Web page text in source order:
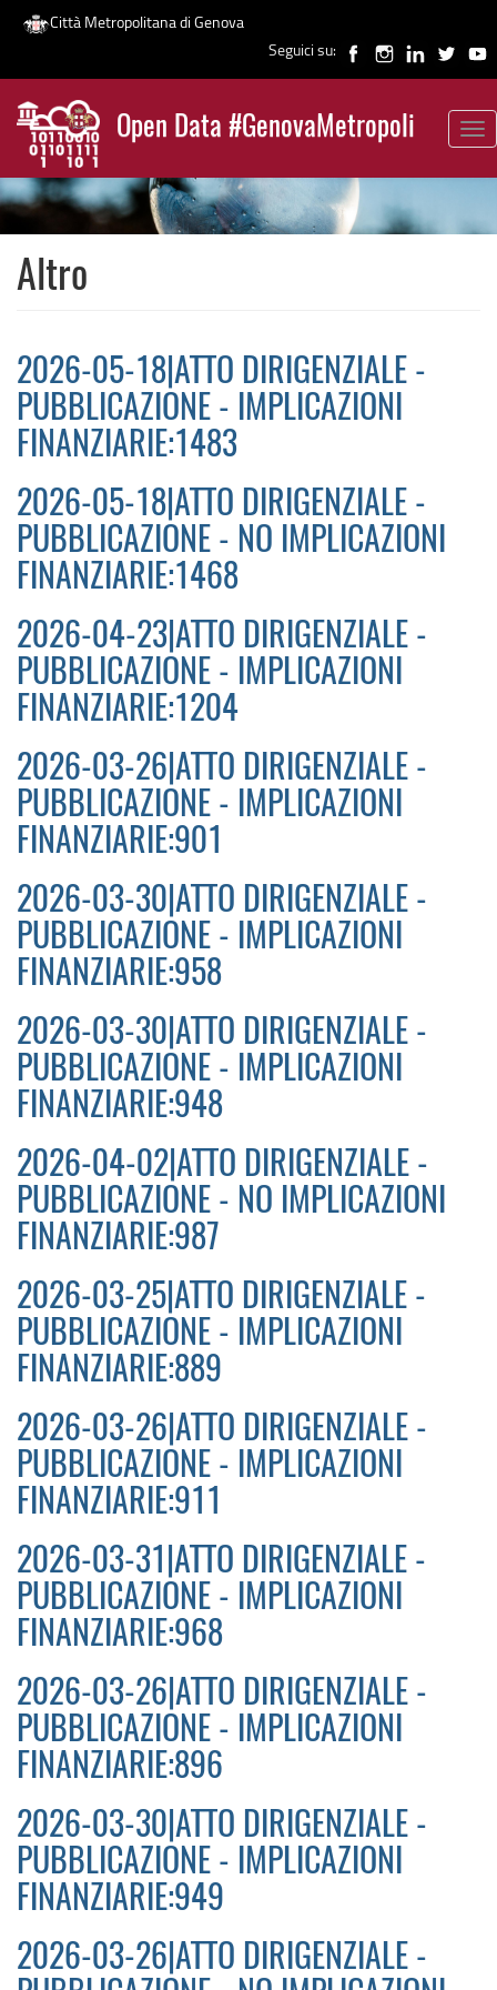
Salta
contenuto
principale
Città Metropolitana di Genova
Seguici su:
Open Data #GenovaMetropoli
News
Altro
2026-05-18|ATTO DIRIGENZIALE -
PUBBLICAZIONE - IMPLICAZIONI
FINANZIARIE:1483
2026-05-18|ATTO DIRIGENZIALE -
PUBBLICAZIONE - NO IMPLICAZIONI
FINANZIARIE:1468
2026-04-23|ATTO DIRIGENZIALE -
PUBBLICAZIONE - IMPLICAZIONI
FINANZIARIE:1204
2026-03-26|ATTO DIRIGENZIALE -
PUBBLICAZIONE - IMPLICAZIONI
FINANZIARIE:901
2026-03-30|ATTO DIRIGENZIALE -
PUBBLICAZIONE - IMPLICAZIONI
FINANZIARIE:958
2026-03-30|ATTO DIRIGENZIALE -
PUBBLICAZIONE - IMPLICAZIONI
FINANZIARIE:948
2026-04-02|ATTO DIRIGENZIALE -
PUBBLICAZIONE - NO IMPLICAZIONI
FINANZIARIE:987
2026-03-25|ATTO DIRIGENZIALE -
PUBBLICAZIONE - IMPLICAZIONI
FINANZIARIE:889
2026-03-26|ATTO DIRIGENZIALE -
PUBBLICAZIONE - IMPLICAZIONI
FINANZIARIE:911
2026-03-31|ATTO DIRIGENZIALE -
PUBBLICAZIONE - IMPLICAZIONI
FINANZIARIE:968
2026-03-26|ATTO DIRIGENZIALE -
PUBBLICAZIONE - IMPLICAZIONI
FINANZIARIE:896
2026-03-30|ATTO DIRIGENZIALE -
PUBBLICAZIONE - IMPLICAZIONI
FINANZIARIE:949
2026-03-26|ATTO DIRIGENZIALE -